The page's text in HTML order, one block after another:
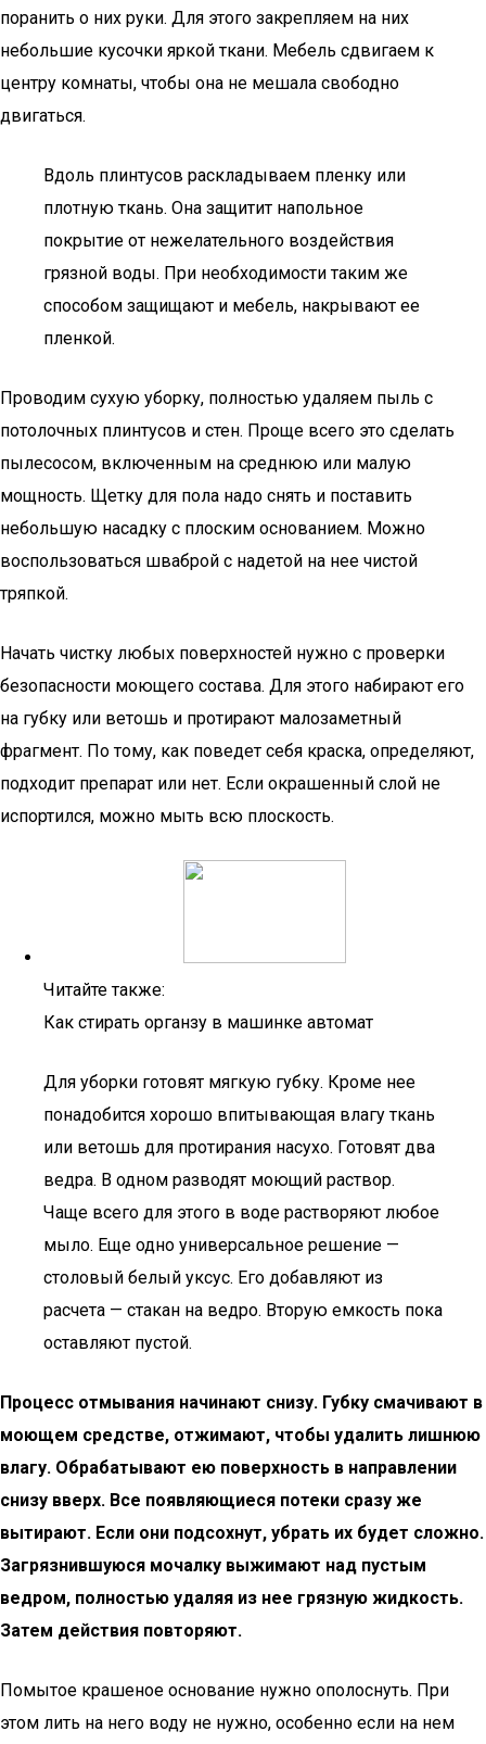
поранить о них руки. Для этого закрепляем на них
небольшие кусочки яркой ткани. Мебель сдвигаем к
центру комнаты, чтобы она не мешала свободно
двигаться.
Вдоль плинтусов раскладываем пленку или
плотную ткань. Она защитит напольное
покрытие от нежелательного воздействия
грязной воды. При необходимости таким же
способом защищают и мебель, накрывают ее
пленкой.
Проводим сухую уборку, полностью удаляем пыль с
потолочных плинтусов и стен. Проще всего это сделать
пылесосом, включенным на среднюю или малую
мощность. Щетку для пола надо снять и поставить
небольшую насадку с плоским основанием. Можно
воспользоваться шваброй с надетой на нее чистой
тряпкой.
Начать чистку любых поверхностей нужно с проверки
безопасности моющего состава. Для этого набирают его
на губку или ветошь и протирают малозаметный
фрагмент. По тому, как поведет себя краска, определяют,
подходит препарат или нет. Если окрашенный слой не
испортился, можно мыть всю плоскость.
Читайте также:
Как стирать органзу в машинке автомат
Для уборки готовят мягкую губку. Кроме нее
понадобится хорошо впитывающая влагу ткань
или ветошь для протирания насухо. Готовят два
ведра. В одном разводят моющий раствор.
Чаще всего для этого в воде растворяют любое
мыло. Еще одно универсальное решение —
столовый белый уксус. Его добавляют из
расчета — стакан на ведро. Вторую емкость пока
оставляют пустой.
Процесс отмывания начинают снизу. Губку смачивают в
моющем средстве, отжимают, чтобы удалить лишнюю
влагу. Обрабатывают ею поверхность в направлении
снизу вверх. Все появляющиеся потеки сразу же
вытирают. Если они подсохнут, убрать их будет сложно.
Загрязнившуюся мочалку выжимают над пустым
ведром, полностью удаляя из нее грязную жидкость.
Затем действия повторяют.
Помытое крашеное основание нужно ополоснуть. При
этом лить на него воду не нужно, особенно если на нем